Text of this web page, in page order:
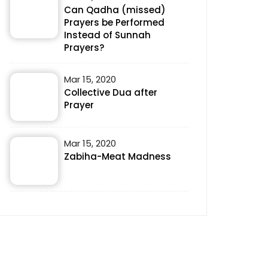
Can Qadha (missed)
Prayers be Performed
Instead of Sunnah
Prayers?
Mar 15, 2020
Collective Dua after
Prayer
Mar 15, 2020
Zabiha-Meat Madness